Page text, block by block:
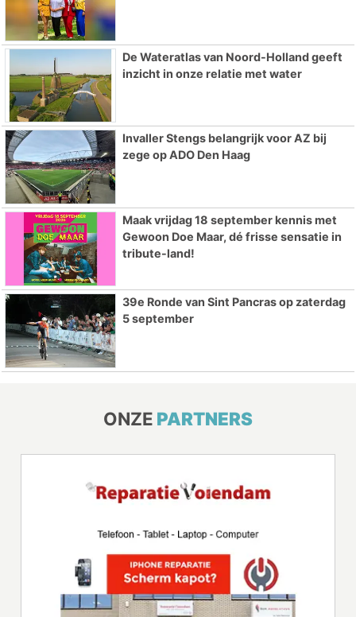
De Wateratlas van Noord-Holland geeft
inzicht in onze relatie met water
Invaller Stengs belangrijk voor AZ bij
zege op ADO Den Haag
Maak vrijdag 18 september kennis met
Gewoon Doe Maar, dé frisse sensatie in
tribute-land!
39e Ronde van Sint Pancras op zaterdag
5 september
ONZE PARTNERS